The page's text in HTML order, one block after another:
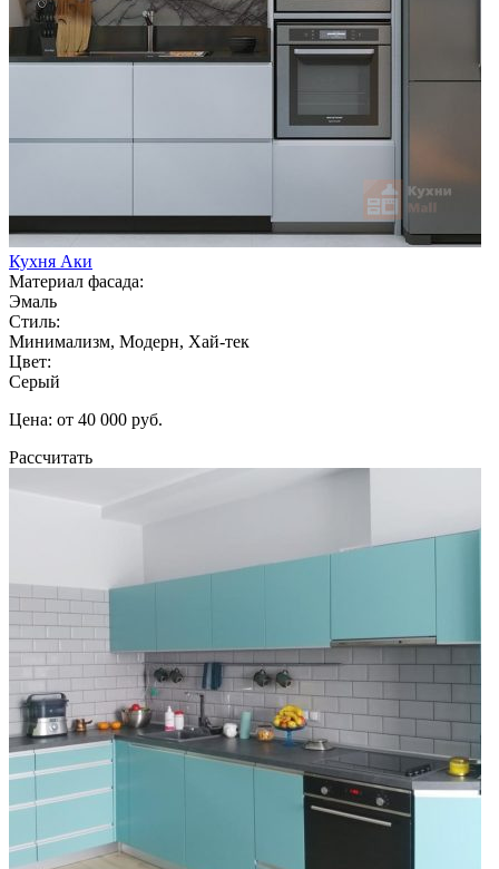
Кухня Аки
Материал фасада:
Эмаль
Стиль:
Минимализм, Модерн, Хай-тек
Цвет:
Серый
Цена: от 40 000 руб.
Рассчитать